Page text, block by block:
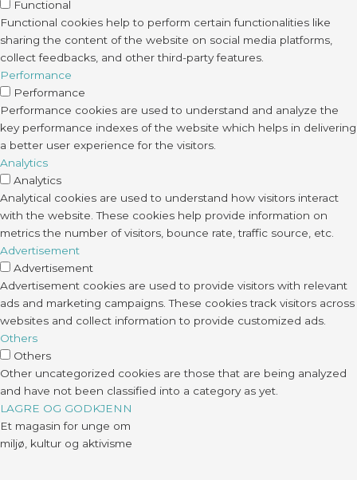
Functional
Functional cookies help to perform certain functionalities like
sharing the content of the website on social media platforms,
collect feedbacks, and other third-party features.
Performance
Performance
Performance cookies are used to understand and analyze the
key performance indexes of the website which helps in delivering
a better user experience for the visitors.
Analytics
Analytics
Analytical cookies are used to understand how visitors interact
with the website. These cookies help provide information on
metrics the number of visitors, bounce rate, traffic source, etc.
Advertisement
Advertisement
Advertisement cookies are used to provide visitors with relevant
ads and marketing campaigns. These cookies track visitors across
websites and collect information to provide customized ads.
Others
Others
Other uncategorized cookies are those that are being analyzed
and have not been classified into a category as yet.
LAGRE OG GODKJENN
Et magasin for unge om
miljø, kultur og aktivisme